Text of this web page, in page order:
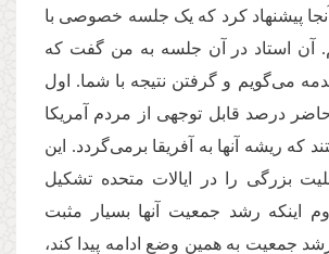
پیشنهاد کرد که یک جلسه خصوصی با
آن استاد در آن جلسه به من گفت که
می‌گویم و گرفتن نتیجه با شما. اول
درصد قابل توجهی از مردم آمریکا
که ریشه آنها به آفریقا برمی‌گردد. این
بزرگی را در ایالات متحده تشکیل
اینکه رشد جمعیت آنها بسیار مثبت
جمعیت به همین وضع ادامه پیدا کند،